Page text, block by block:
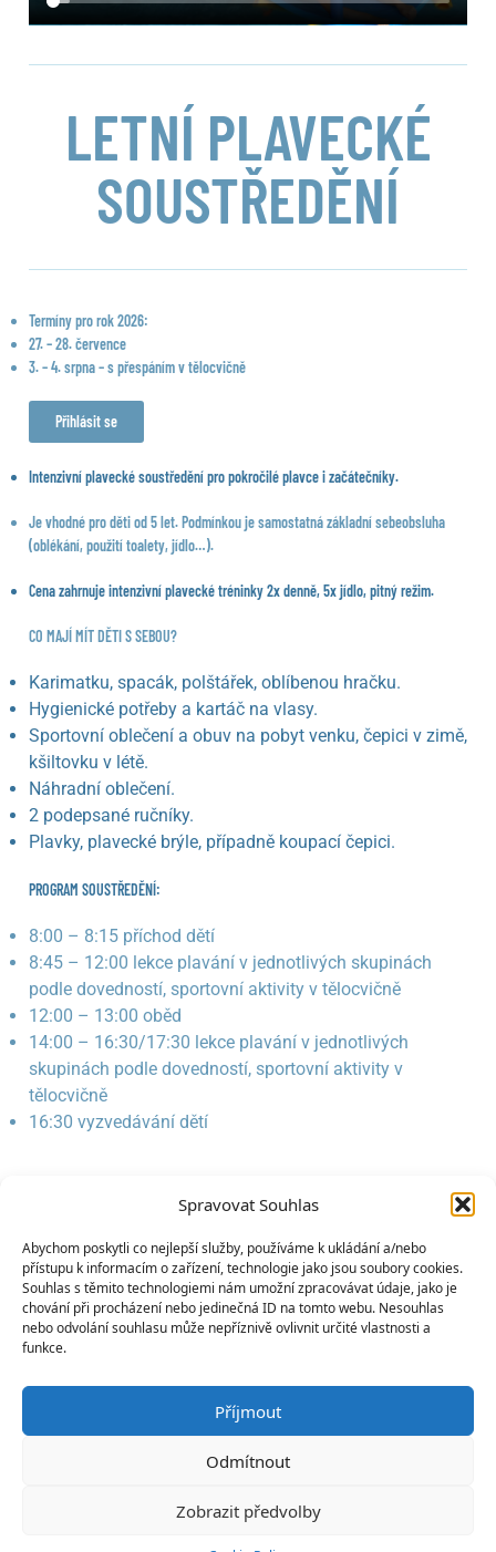
Spravovat Souhlas
Abychom poskytli co nejlepší služby, používáme k ukládání a/nebo
přístupu k informacím o zařízení, technologie jako jsou soubory cookies.
Souhlas s těmito technologiemi nám umožní zpracovávat údaje, jako je
chování při procházení nebo jedinečná ID na tomto webu. Nesouhlas
nebo odvolání souhlasu může nepříznivě ovlivnit určité vlastnosti a
funkce.
Příjmout
Odmítnout
Zobrazit předvolby
LETNÍ PLAVECKÉ
SOUSTŘEDĚNÍ
Termíny pro rok 2026:
27. – 28. července
3. – 4. srpna – s přespáním v tělocvičně
Přihlásit se
Intenzivní plavecké soustředění pro pokročilé plavce i začátečníky.
Je vhodné pro děti od 5 let. Podmínkou je samostatná základní sebeobsluha
(oblékání, použití toalety, jídlo…).
Cena zahrnuje intenzivní plavecké tréninky 2x denně, 5x jídlo, pitný režim.
CO MAJÍ MÍT DĚTI S SEBOU?
Karimatku, spacák, polštářek, oblíbenou hračku.
Hygienické potřeby a kartáč na vlasy.
Sportovní oblečení a obuv na pobyt venku, čepici v zimě,
kšiltovku v létě.
Náhradní oblečení.
2 podepsané ručníky.
Plavky, plavecké brýle, případně koupací čepici.
PROGRAM SOUSTŘEDĚNÍ:
8:00 – 8:15 příchod dětí
8:45 – 12:00 lekce plavání v jednotlivých skupinách
podle dovedností, sportovní aktivity v tělocvičně
12:00 – 13:00 oběd
14:00 – 16:30/17:30 lekce plavání v jednotlivých
skupinách podle dovedností, sportovní aktivity v
tělocvičně
16:30 vyzvedávání dětí
©2026 Auksys, vsechna prava vyhrazena.
PROVOZNÍ
ŘÁD